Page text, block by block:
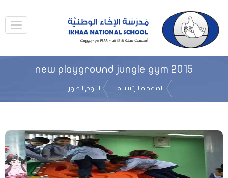
new playground jungle gym 2015
الصفحة الرئيسية البوم الصور